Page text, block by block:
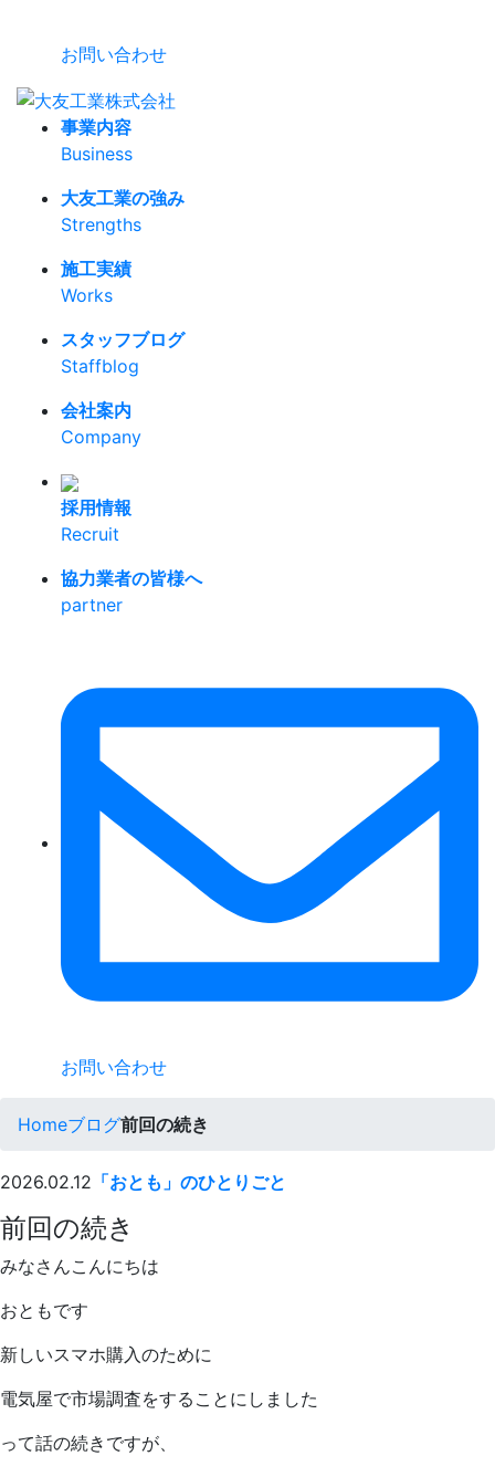
お問い合わせ
事業内容
Business
大友工業の強み
Strengths
施工実績
Works
スタッフブログ
Staffblog
会社案内
Company
採用情報
Recruit
協力業者の皆様へ
partner
お問い合わせ
Homeブログ前回の続き
2026.02.12 「おとも」のひとりごと
前回の続き
みなさんこんにちは
おともです
新しいスマホ購入のために
電気屋で市場調査をすることにしました
って話の続きですが、